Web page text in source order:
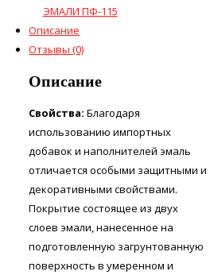
ЭМАЛИ ПФ-115
Описание
Отзывы (0)
Описание
Свойства: Благодаря
использованию импортных
добавок и наполнителей эмаль
отличается особыми защитными и
декоративными свойствами.
Покрытие состоящее из двух
слоев эмали, нанесенное на
подготовленную загрунтованную
поверхность в умеренном и